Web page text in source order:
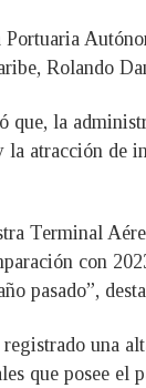
Rolando
que, la
atracción de
Terminal
con
pasado”,
una
que posee el